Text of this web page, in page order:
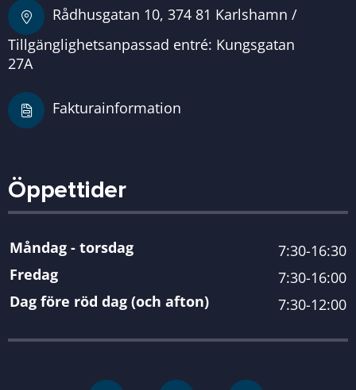
Rådhusgatan 10, 374 81 Karlshamn /
Tillgänglighetsanpassad entré: Kungsgatan
27A
Fakturainformation
Öppettider
Måndag - torsdag
7:30-16:30
Fredag
7:30-16:00
Dag före röd dag (och afton)
7:30-12:00